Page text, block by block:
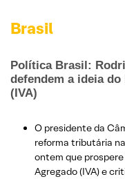
Brasil
Política Brasil:
defendem a ideia
(IVA)
O presidente da
reforma tributária
ontem que
Agregado (IVA) e